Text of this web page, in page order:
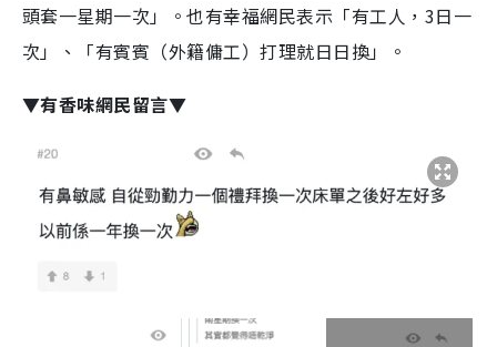
頭套一星期一次」。也有幸福網民表示「有工人，3日一
次」、「有賓賓（外籍傭工）打理就日日換」。
▼有香味網民留言▼